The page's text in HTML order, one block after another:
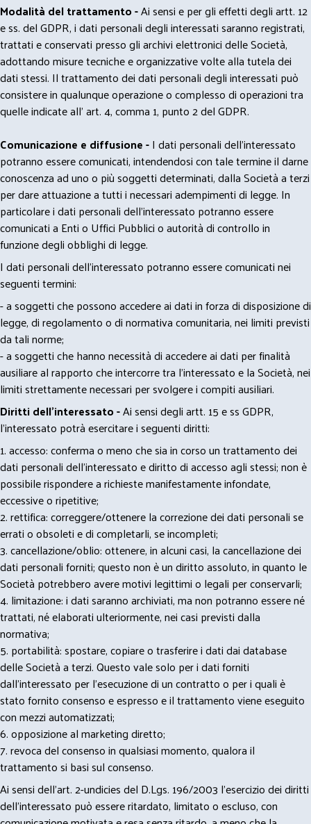
Modalità del trattamento -Ai sensi e per gli effetti degli artt. 12
e ss. del GDPR, i dati personali degli interessati saranno registrati,
trattati e conservati presso gli archivi elettronici delle Società,
adottando misure tecniche e organizzative volte alla tutela dei
dati stessi. Il trattamento dei dati personali degli interessati può
consistere in qualunque operazione o complesso di operazioni tra
quelle indicate all' art. 4, comma 1, punto 2 del GDPR.
Comunicazione e diffusione -I dati personali dell’interessato
potranno essere comunicati, intendendosi con tale termine il darne
conoscenza ad uno o più soggetti determinati, dalla Società a terzi
per dare attuazione a tutti i necessari adempimenti di legge. In
particolare i dati personali dell’interessato potranno essere
comunicati a Enti o Uffici Pubblici o autorità di controllo in
funzione degli obblighi di legge.
I dati personali dell’interessato potranno essere comunicati nei
seguenti termini:
- a soggetti che possono accedere ai dati in forza di disposizione di
legge, di regolamento o di normativa comunitaria, nei limiti previsti
da tali norme;
- a soggetti che hanno necessità di accedere ai dati per finalità
ausiliare al rapporto che intercorre tra l’interessato e la Società, nei
limiti strettamente necessari per svolgere i compiti ausiliari.
Diritti dell’interessato -Ai sensi degli artt. 15 e ss GDPR,
l’interessato potrà esercitare i seguenti diritti:
1. accesso: conferma o meno che sia in corso un trattamento dei
dati personali dell’interessato e diritto di accesso agli stessi; non è
possibile rispondere a richieste manifestamente infondate,
eccessive o ripetitive;
2. rettifica: correggere/ottenere la correzione dei dati personali se
errati o obsoleti e di completarli, se incompleti;
3. cancellazione/oblio: ottenere, in alcuni casi, la cancellazione dei
dati personali forniti; questo non è un diritto assoluto, in quanto le
Società potrebbero avere motivi legittimi o legali per conservarli;
4. limitazione: i dati saranno archiviati, ma non potranno essere né
trattati, né elaborati ulteriormente, nei casi previsti dalla
normativa;
5. portabilità: spostare, copiare o trasferire i dati dai database
delle Società a terzi. Questo vale solo per i dati forniti
dall’interessato per l’esecuzione di un contratto o per i quali è
stato fornito consenso e espresso e il trattamento viene eseguito
con mezzi automatizzati;
6. opposizione al marketing diretto;
7. revoca del consenso in qualsiasi momento, qualora il
trattamento si basi sul consenso.
Ai sensi dell’art. 2-undicies del D.Lgs. 196/2003 l’esercizio dei diritti
dell’interessato può essere ritardato, limitato o escluso, con